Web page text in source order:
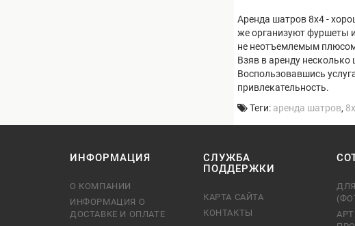
Аренда шатров 8х4 -
же организуют фуршеты
не неотъемлемым
Взяв в аренду
Воспользовавшись
привлекательность.
Теги: аренда шатров,
ИНФОРМАЦИЯ
О КОМПАНИИ
ИНФОРМАЦИЯ О
ДОСТАВКЕ И ОПЛАТЕ
СЛУЖБА
ПОДДЕРЖКИ
КАРТА САЙТА
КОНТАКТЫ